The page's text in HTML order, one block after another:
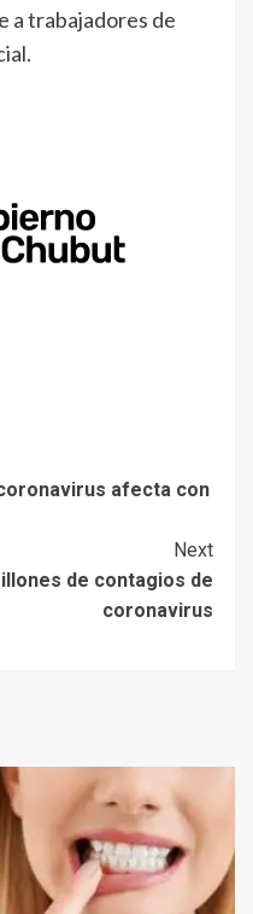
a trabajadores de
afecta con
Next
de contagios de
coronavirus